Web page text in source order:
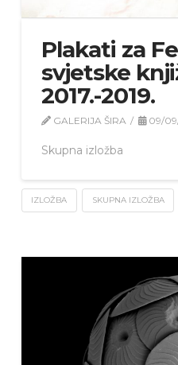
Plakati za
svjetske
2017.-2019.
GALERIJA ŠIRA 09/
Skupna izložba
IZLOŽBA SKUPNA IZLOŽBA